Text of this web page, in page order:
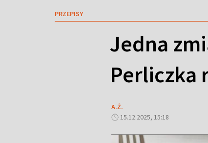
PRZEPISY
Jedna
Perliczka
A.Ż.
15.12.2025, 15:18